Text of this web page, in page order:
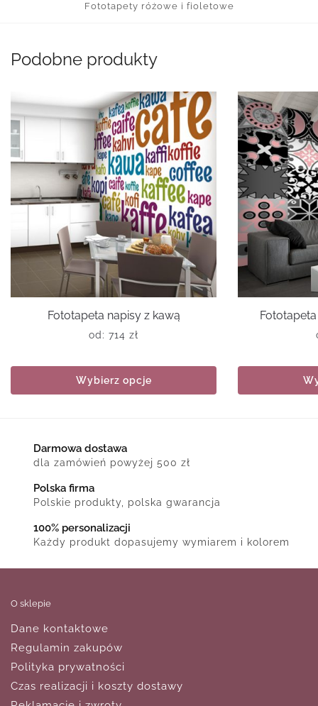
Fototapety różowe i fioletowe
Podobne produkty
Fototapeta napisy z kawą
od: 714 zł
Wybierz opcje
Darmowa dostawa
dla zamówień powyżej 500 zł
Polska firma
Polskie produkty, polska gwarancja
100% personalizacji
Każdy produkt dopasujemy wymiarem i kolorem
O sklepie
Dane kontaktowe
Regulamin zakupów
Polityka prywatności
Czas realizacji i koszty dostawy